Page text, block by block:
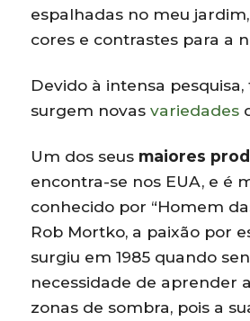
espalhadas no meu
cores e contrastes para a
Devido à intensa pesquisa,
surgem novasvariedades
Um dos seus maiores
encontra-se nos EUA, e é
conhecido por “Homem
Rob Mortko, a paixão por
surgiu em 1985 quando
necessidade de aprender
zonas de sombra, pois a